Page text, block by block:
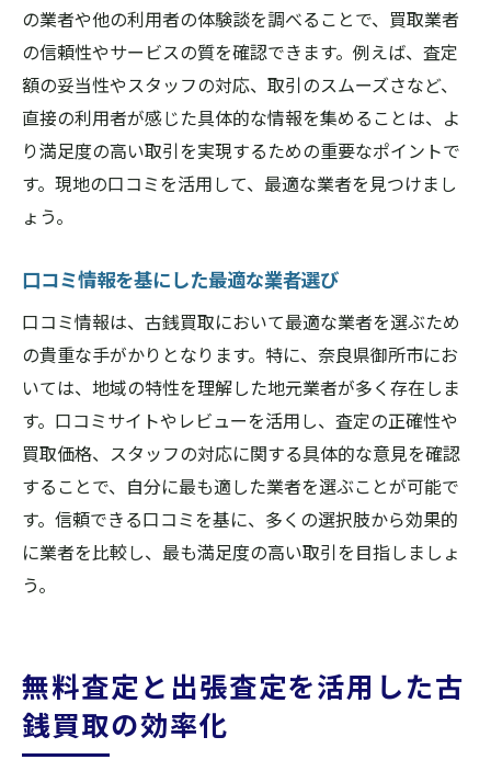
の業者や他の利用者の体験談を調べることで、買取業者
の信頼性やサービスの質を確認できます。例えば、査定
額の妥当性やスタッフの対応、取引のスムーズさなど、
直接の利用者が感じた具体的な情報を集めることは、よ
り満足度の高い取引を実現するための重要なポイントで
す。現地の口コミを活用して、最適な業者を見つけまし
ょう。
口コミ情報を基にした最適な業者選び
口コミ情報は、古銭買取において最適な業者を選ぶため
の貴重な手がかりとなります。特に、奈良県御所市にお
いては、地域の特性を理解した地元業者が多く存在しま
す。口コミサイトやレビューを活用し、査定の正確性や
買取価格、スタッフの対応に関する具体的な意見を確認
することで、自分に最も適した業者を選ぶことが可能で
す。信頼できる口コミを基に、多くの選択肢から効果的
に業者を比較し、最も満足度の高い取引を目指しましょ
う。
無料査定と出張査定を活用した古
銭買取の効率化